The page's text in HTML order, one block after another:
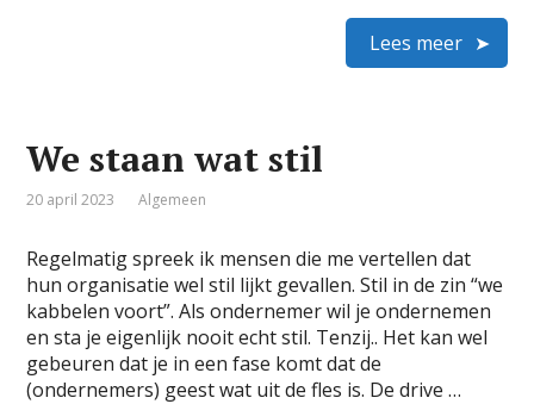
Lees meer
We staan wat stil
20 april 2023 Algemeen
Regelmatig spreek ik mensen die me vertellen dat
hun organisatie wel stil lijkt gevallen. Stil in de zin “we
kabbelen voort”. Als ondernemer wil je ondernemen
en sta je eigenlijk nooit echt stil. Tenzij.. Het kan wel
gebeuren dat je in een fase komt dat de
(ondernemers) geest wat uit de fles is. De drive …